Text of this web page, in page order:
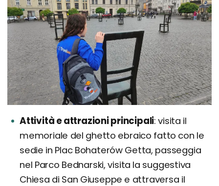
Attività e attrazioni principali visita il
memoriale del ghetto ebraico fatto con le
sedie in Plac Bohaterów Getta, passeggia
nel Parco Bednarski, visita la suggestiva
Chiesa di San Giuseppe e attraversa il